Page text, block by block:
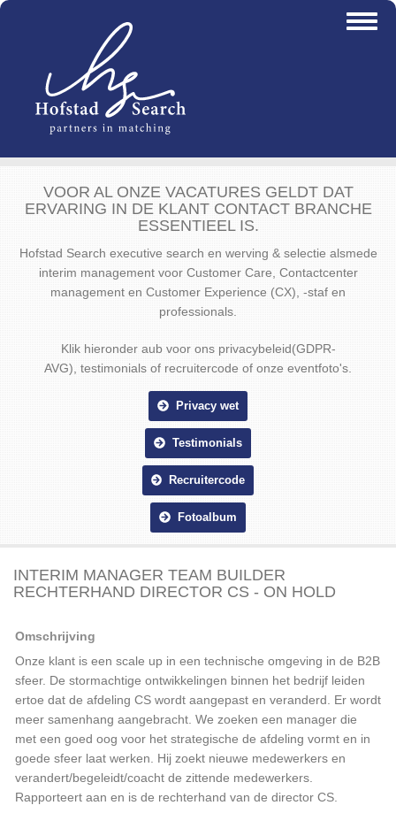
Overslaan
VOOR AL ONZE VACATURES GELDT DAT
ERVARING IN DE KLANT CONTACT BRANCHE
ESSENTIEEL IS.
Hofstad Search executive search en werving & selectie alsmede
interim management voor Customer Care, Contactcenter
management en Customer Experience (CX), -staf en
professionals.
Klik hieronder aub voor ons privacybeleid(GDPR-
AVG), testimonials of recruitercode of onze eventfoto's.
Privacy wet
Testimonials
Recruitercode
Fotoalbum
INTERIM MANAGER TEAM BUILDER
RECHTERHAND DIRECTOR CS - ON HOLD
Omschrijving
Onze klant is een scale up in een technische omgeving in de B2B
sfeer. De stormachtige ontwikkelingen binnen het bedrijf leiden
ertoe dat de afdeling CS wordt aangepast en veranderd. Er wordt
meer samenhang aangebracht. We zoeken een manager die
met een goed oog voor het strategische de afdeling vormt en in
goede sfeer laat werken. Hij zoekt nieuwe medewerkers en
verandert/begeleidt/coacht de zittende medewerkers.
Rapporteert aan en is de rechterhand van de director CS.